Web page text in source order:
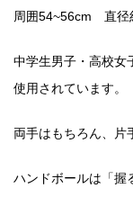
周囲54~56cm 直
中学生男子・高校女
使用されています。
両手はもちろん、片
ハンドボールは「握